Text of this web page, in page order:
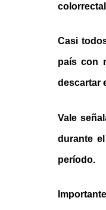
Casi
país con
descartar
Vale
durante
período.